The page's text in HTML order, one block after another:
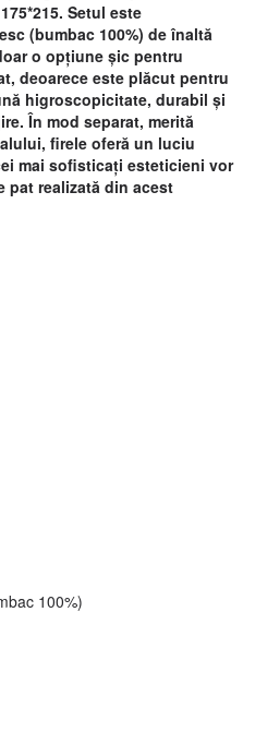
Setul este
(bumbac 100%) de înaltă
o opțiune șic pentru
deoarece este plăcut pentru
higroscopicitate, durabil și
În mod separat, merită
firele oferă un luciu
mai sofisticați esteticieni vor
pat realizată din acest
100%)